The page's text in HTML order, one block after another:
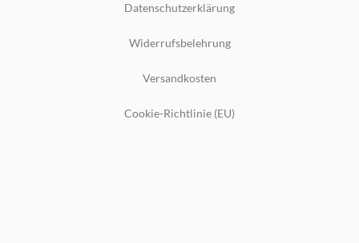
Datenschutzerklärung
Widerrufsbelehrung
Versandkosten
Cookie-Richtlinie (EU)